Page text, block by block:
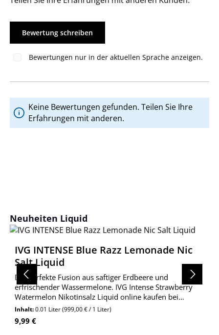
Bewertung schreiben
Bewertungen nur in der aktuellen Sprache anzeigen.
Keine Bewertungen gefunden. Teilen Sie Ihre
Erfahrungen mit anderen.
Produktgalerie überspringen
Neuheiten Liquid
IVG INTENSE Blue Razz Lemonade Nic
Salt Liquid
Die perfekte Fusion aus saftiger Erdbeere und
erfrischender Wassermelone. IVG Intense Strawberry
Watermelon Nikotinsalz Liquid online kaufen bei
Wolkengarage!
Inhalt:0.01 Liter(999,00 € / 1 Liter)
Regulärer Preis:
9,99 €